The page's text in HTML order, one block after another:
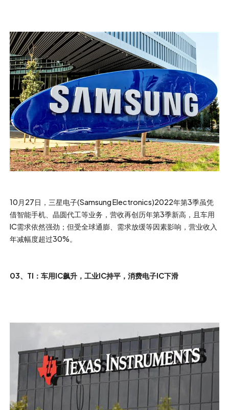
10月27日，三星电子(Samsung Electronics)2022年第3季虽凭
借智能手机、晶圆代工等业务，营收再创历年第3季新高，且车用
IC需求依然强劲；但受全球通膨、需求放缓等因素影响，营业收入
年减幅度超过30%。
03、TI：车用IC飙升，工业IC持平，消费电子IC下滑